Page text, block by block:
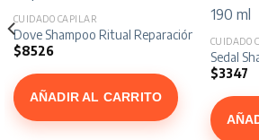
CUIDADO CAPILAR
Dove Shampoo Ritual Reparación x 400 ml
$8526
AÑADIR AL CARRITO
CUIDADO
Sedal
$3347
Instantánea x 340 ml